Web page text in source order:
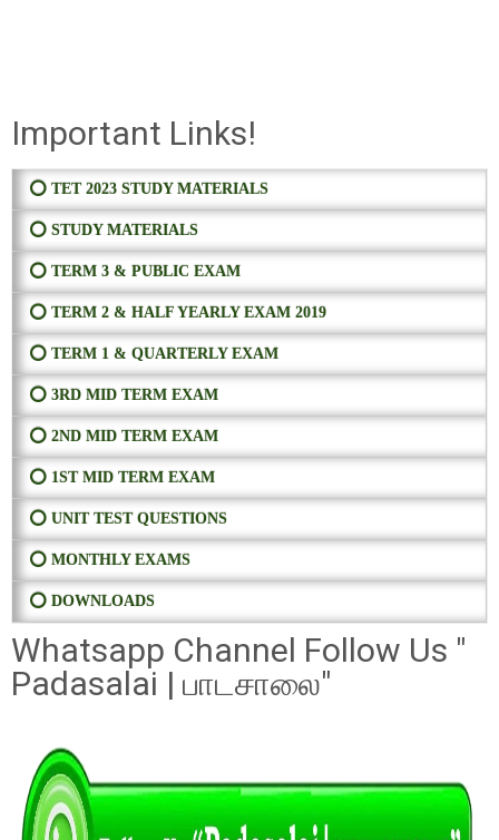
Important Links!
⭕ TET 2023 STUDY MATERIALS
⭕ STUDY MATERIALS
⭕ TERM 3 & PUBLIC EXAM
⭕ TERM 2 & HALF YEARLY EXAM 2019
⭕ TERM 1 & QUARTERLY EXAM
⭕ 3RD MID TERM EXAM
⭕ 2ND MID TERM EXAM
⭕ 1ST MID TERM EXAM
⭕ UNIT TEST QUESTIONS
⭕ MONTHLY EXAMS
⭕ DOWNLOADS
Whatsapp Channel Follow Us "
Padasalai | பாடசாலை"